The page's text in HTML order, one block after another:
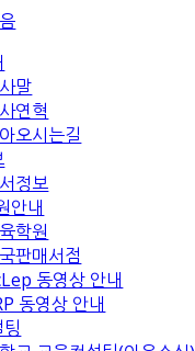
말
연혁
오시는길
정보
안내
학원
판매서점
동영상 안내
동영상 안내